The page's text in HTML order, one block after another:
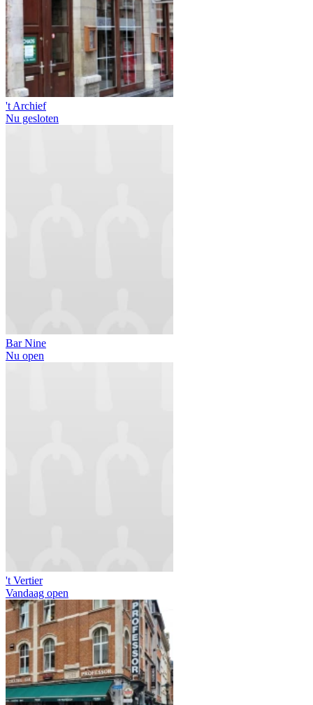
't Archief
Nu gesloten
Bar Nine
Nu open
't Vertier
Vandaag open